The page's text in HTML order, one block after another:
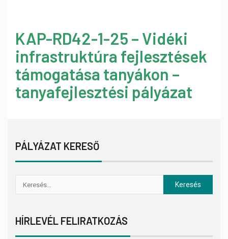
KAP-RD42-1-25 – Vidéki
infrastruktúra fejlesztések
támogatása tanyákon –
tanyafejlesztési pályázat
PÁLYÁZAT KERESŐ
HÍRLEVÉL FELIRATKOZÁS